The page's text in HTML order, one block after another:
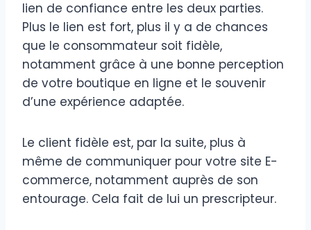
lien de confiance entre les deux parties.
Plus le lien est fort, plus il y a de chances
que le consommateur soit fidèle,
notamment grâce à une bonne perception
de votre boutique en ligne et le souvenir
d’une expérience adaptée.
Le client fidèle est, par la suite, plus à
même de communiquer pour votre site E-
commerce, notamment auprès de son
entourage. Cela fait de lui un prescripteur.